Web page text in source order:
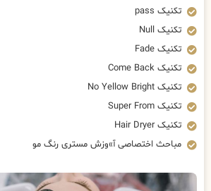
تکنیک pass
تکنیک Null
تکنیک Fade
تکنیک Come Back
تکنیک No Yellow Bright
تکنیک Super From
تکنیک Hair Dryer
مباحث اختصاصی آ»وزش مستری رنگ مو